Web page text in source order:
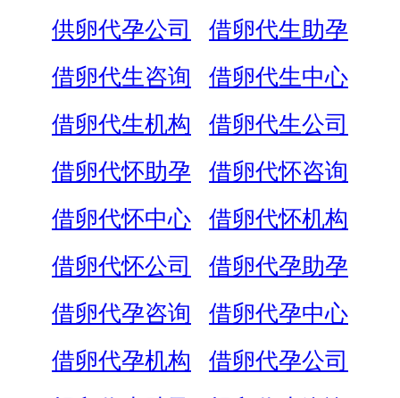
供卵代孕公司
借卵代生助孕
借卵代生咨询
借卵代生中心
借卵代生机构
借卵代生公司
借卵代怀助孕
借卵代怀咨询
借卵代怀中心
借卵代怀机构
借卵代怀公司
借卵代孕助孕
借卵代孕咨询
借卵代孕中心
借卵代孕机构
借卵代孕公司